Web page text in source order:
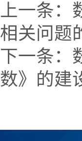
上一条：
相关问题
下一条：
数》的建